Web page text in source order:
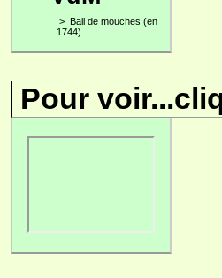
> Bail de mouches (en
1744)
Pour